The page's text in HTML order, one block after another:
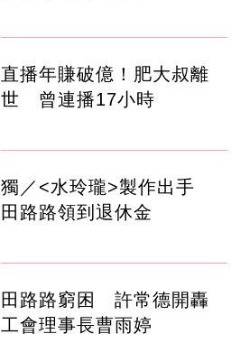
直播年賺破億！肥大叔離
世 曾連播17小時
獨／<水玲瓏>製作出手
田路路領到退休金
田路路窮困 許常德開轟
工會理事長曹雨婷